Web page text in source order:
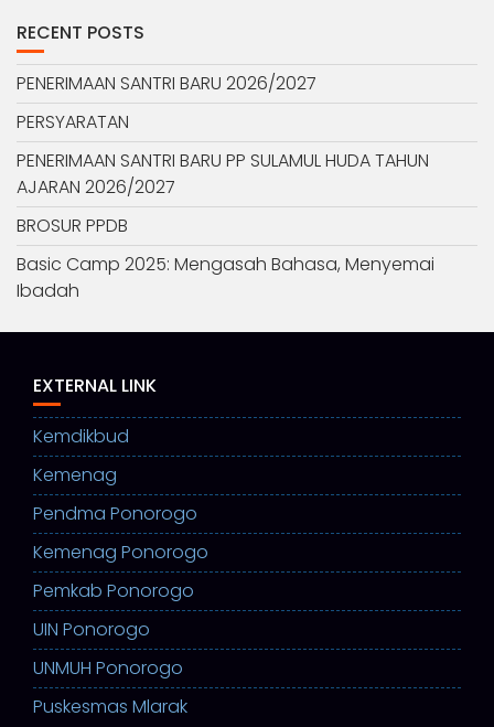
RECENT POSTS
PENERIMAAN SANTRI BARU 2026/2027
PERSYARATAN
PENERIMAAN SANTRI BARU PP SULAMUL HUDA TAHUN
AJARAN 2026/2027
BROSUR PPDB
Basic Camp 2025: Mengasah Bahasa, Menyemai
Ibadah
EXTERNAL LINK
Kemdikbud
Kemenag
Pendma Ponorogo
Kemenag Ponorogo
Pemkab Ponorogo
UIN Ponorogo
UNMUH Ponorogo
Puskesmas Mlarak